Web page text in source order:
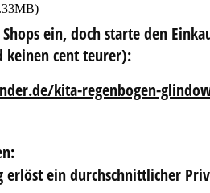
ein, doch starte den
keinen cent teurer):
kita-regenbogen-
:
ein durchschnittlicher